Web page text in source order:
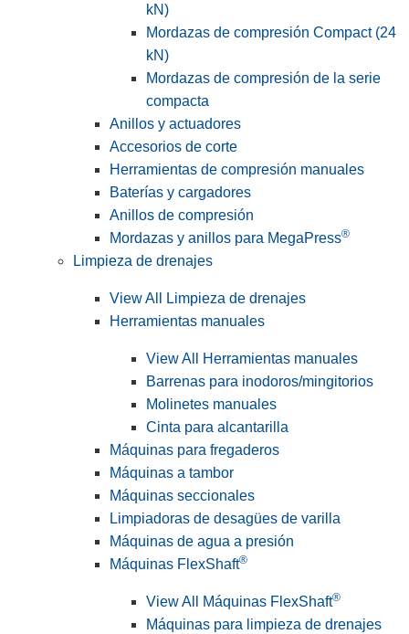
kN)
Mordazas de compresión Compact (24
kN)
Mordazas de compresión de la serie
compacta
Anillos y actuadores
Accesorios de corte
Herramientas de compresión manuales
Baterías y cargadores
Anillos de compresión
Mordazas y anillos para MegaPress®
Limpieza de drenajes
View All Limpieza de drenajes
Herramientas manuales
View All Herramientas manuales
Barrenas para inodoros/mingitorios
Molinetes manuales
Cinta para alcantarilla
Máquinas para fregaderos
Máquinas a tambor
Máquinas seccionales
Limpiadoras de desagües de varilla
Máquinas de agua a presión
Máquinas FlexShaft®
View All Máquinas FlexShaft®
Máquinas para limpieza de drenajes